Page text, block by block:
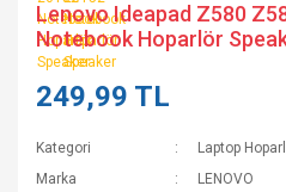
Lenovo Ideapad Z580
Notebook Hoparlör
249,99 TL
Kategori
Laptop
Marka
LENOVO